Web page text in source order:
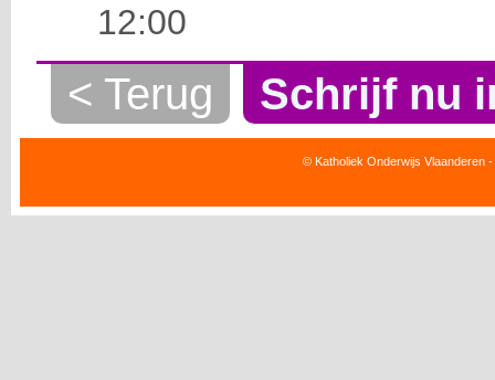
12:00
< Terug Schrijf nu
© Katholiek Onderwijs Vlaanderen